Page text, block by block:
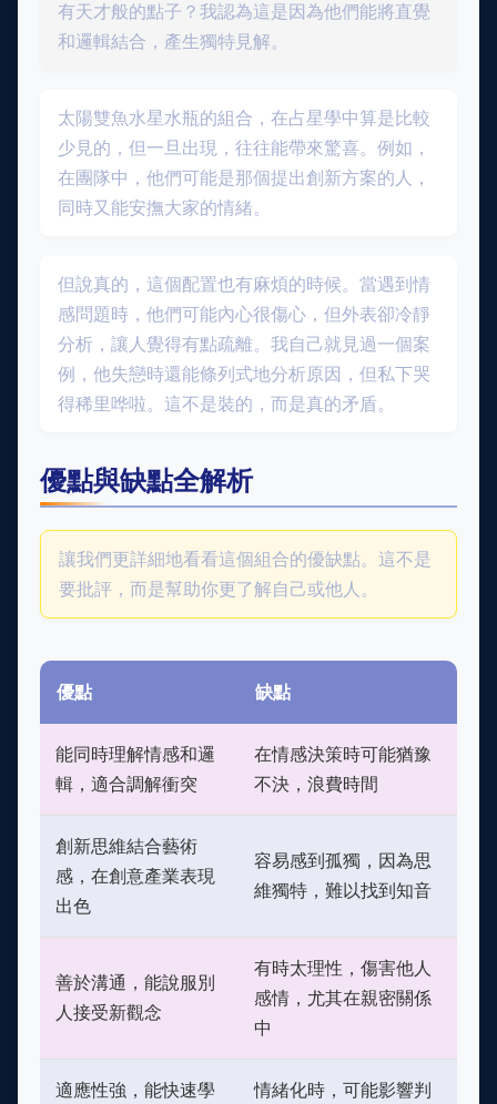
有天才般的點子？我認為這是因為他們能將直覺
和邏輯結合，產生獨特見解。
太陽雙魚水星水瓶的組合，在占星學中算是比較
少見的，但一旦出現，往往能帶來驚喜。例如，
在團隊中，他們可能是那個提出創新方案的人，
同時又能安撫大家的情緒。
但說真的，這個配置也有麻煩的時候。當遇到情
感問題時，他們可能內心很傷心，但外表卻冷靜
分析，讓人覺得有點疏離。我自己就見過一個案
例，他失戀時還能條列式地分析原因，但私下哭
得稀里哗啦。這不是裝的，而是真的矛盾。
優點與缺點全解析
讓我們更詳細地看看這個組合的優缺點。這不是
要批評，而是幫助你更了解自己或他人。
優點 缺點
能同時理解情感和邏
輯，適合調解衝突
在情感決策時可能猶豫
不決，浪費時間
創新思維結合藝術
感，在創意產業表現
出色
容易感到孤獨，因為思
維獨特，難以找到知音
善於溝通，能說服別
人接受新觀念
有時太理性，傷害他人
感情，尤其在親密關係
中
適應性強，能快速學
情緒化時，可能影響判